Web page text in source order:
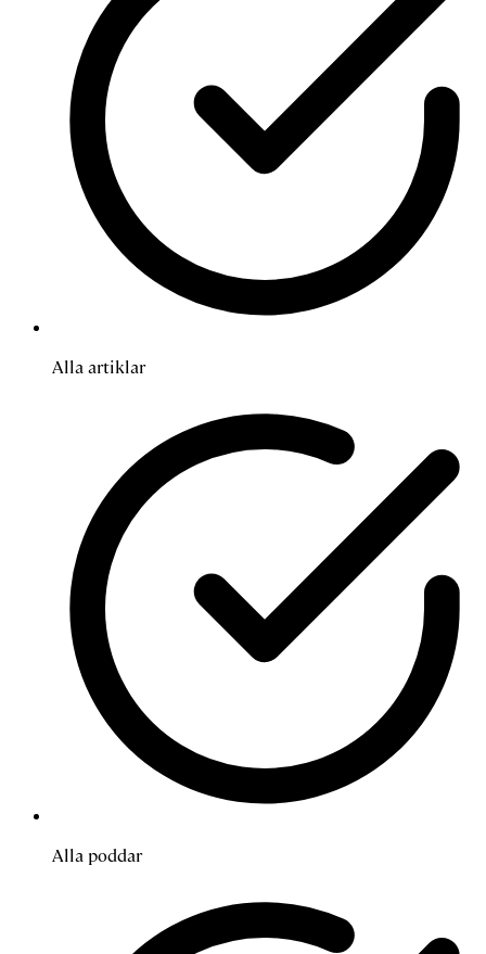
Alla artiklar
Alla poddar